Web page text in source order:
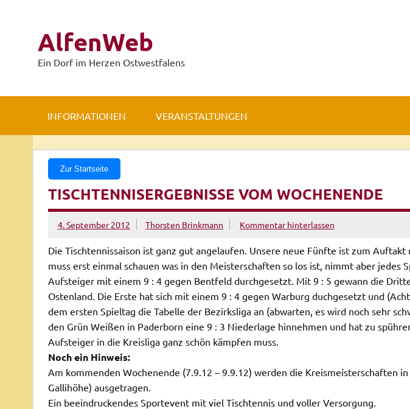
AlfenWeb
Ein Dorf im Herzen Ostwestfalens
INFORMATIONEN VERANSTALTUNGEN
Zur Startseite
TISCHTENNISERGEBNISSE VOM WOCHENENDE
4. September 2012 Thorsten Brinkmann Kommentar hinterlassen
Die Tischtennissaison ist ganz gut angelaufen. Unsere neue Fünfte ist zum
muss erst einmal schauen was in den Meisterschaften so los ist, nimmt aber jedes
Aufsteiger mit einem 9 : 4 gegen Bentfeld durchgesetzt. Mit 9 : 5 gewann die
Ostenland. Die Erste hat sich mit einem 9 : 4 gegen Warburg duchgesetzt und
dem ersten Spieltag die Tabelle der Bezirksliga an (abwarten, es wird noch sehr
den Grün Weißen in Paderborn eine 9 : 3 Niederlage hinnehmen und hat zu
Aufsteiger in die Kreisliga ganz schön kämpfen muss.
Noch ein Hinweis:
Am kommenden Wochenende (7.9.12 – 9.9.12) werden die Kreismeisterschaften
Gallihöhe) ausgetragen.
Ein beeindruckendes Sportevent mit viel Tischtennis und voller Versorgung.